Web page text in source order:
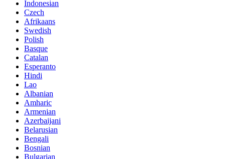
Indonesian
Czech
Afrikaans
Swedish
Polish
Basque
Catalan
Esperanto
Hindi
Lao
Albanian
Amharic
Armenian
Azerbaijani
Belarusian
Bengali
Bosnian
Bulgarian